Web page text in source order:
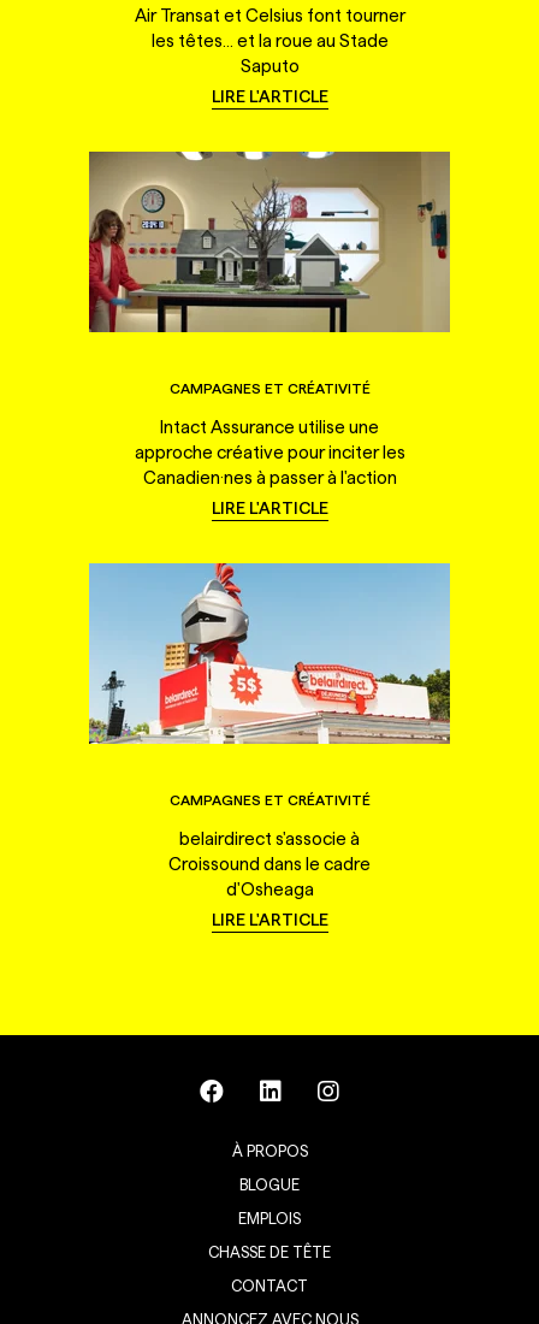
Air Transat et Celsius font tourner
les têtes... et la roue au Stade
Saputo
LIRE L'ARTICLE
CAMPAGNES ET CRÉATIVITÉ
Intact Assurance utilise une
approche créative pour inciter les
Canadien·nes à passer à l'action
LIRE L'ARTICLE
CAMPAGNES ET CRÉATIVITÉ
belairdirect s'associe à
Croissound dans le cadre
d'Osheaga
LIRE L'ARTICLE
À PROPOS
BLOGUE
EMPLOIS
CHASSE DE TÊTE
CONTACT
ANNONCEZ AVEC NOUS